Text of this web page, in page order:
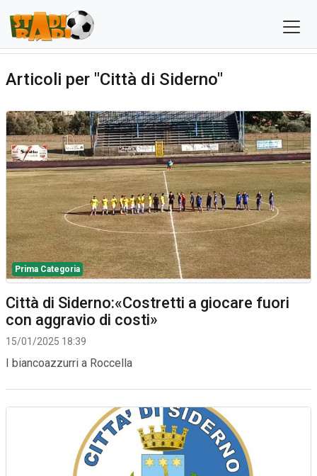
Articoli per "Città di Siderno"
Prima Categoria
Città di Siderno:«Costretti a giocare fuori
con aggravio di costi»
15/01/2025 18:39
I biancoazzurri a Roccella